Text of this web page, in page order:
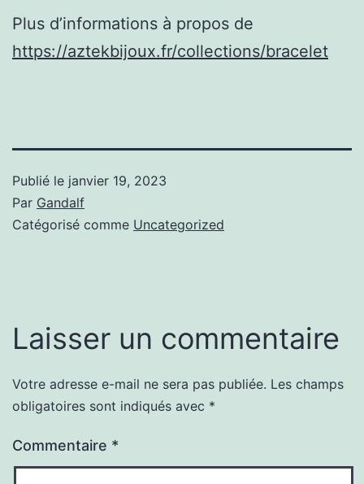
Plus d’informations à propos de
https://aztekbijoux.fr/collections/bracelet
Publié le janvier 19, 2023
Par Gandalf
Catégorisé comme Uncategorized
Laisser un commentaire
Votre adresse e-mail ne sera pas publiée. Les champs
obligatoires sont indiqués avec *
Commentaire *